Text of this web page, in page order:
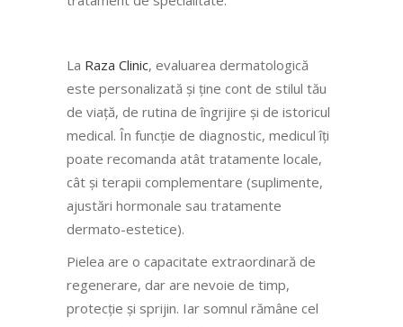
La Raza Clinic, evaluarea dermatologică
este personalizată și ține cont de stilul tău
de viață, de rutina de îngrijire și de istoricul
medical. În funcție de diagnostic, medicul îți
poate recomanda atât tratamente locale,
cât și terapii complementare (suplimente,
ajustări hormonale sau tratamente
dermato-estetice).
Pielea are o capacitate extraordinară de
regenerare, dar are nevoie de timp,
protecție și sprijin. Iar somnul rămâne cel